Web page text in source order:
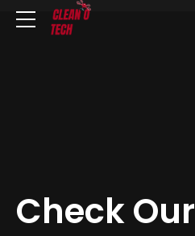
Check Our